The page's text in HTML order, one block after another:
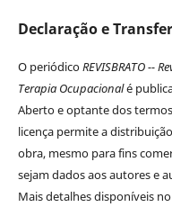
Declaração e
O periódicoREVISBRATO --
Terapia Ocupacionalé
Aberto e optante dos
licença permite a
obra, mesmo para fins
sejam dados aos autores e
Mais detalhes disponíveis no